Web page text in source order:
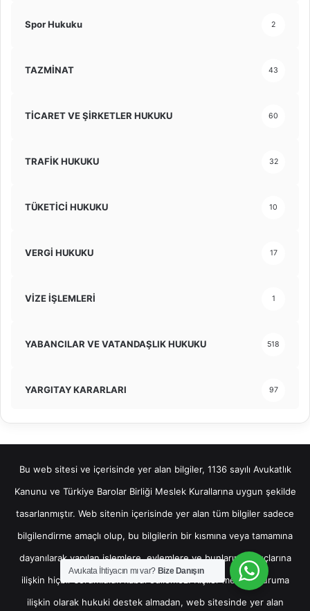
Spor Hukuku 2
TAZMİNAT 43
TİCARET VE ŞİRKETLER HUKUKU 60
TRAFİK HUKUKU 32
TÜKETİCİ HUKUKU 10
VERGİ HUKUKU 17
VİZE İŞLEMLERİ 1
YABANCILAR VE VATANDAŞLIK HUKUKU 518
YARGITAY KARARLARI 97
Bu web sitesi ve içerisinde yer alan bilgiler, 1136 sayılı Avukatlık
Kanunu ve Türkiye Barolar Birliği Meslek Kurallarına uygun şekilde
tasarlanmıştır. Web sitenin içerisinde yer alan tüm bilgiler sadece
bilgilendirme amaçlı olup, bu bilgilerin bir kısmına veya tamamına
dayanılarak yapılan işlemlere, eylemlere ve bunların sonuçlarına
ilişkin hiçbir sorumluluk kabul edilemez. Kişiler mevcut duruma
ilişkin olarak hukuki destek almadan, web sitesinde yer alan
Avukata İhtiyacın mı var? Bize Danışın